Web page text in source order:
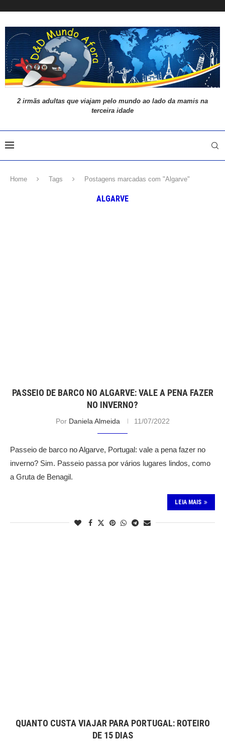
2 irmãs adultas que viajam pelo mundo ao lado da mamis na
terceira idade
Home Tags Postagens marcadas com "Algarve"
ALGARVE
PASSEIO DE BARCO NO ALGARVE: VALE A PENA FAZER
NO INVERNO?
Por Daniela Almeida 11/07/2022
Passeio de barco no Algarve, Portugal: vale a pena fazer no
inverno? Sim. Passeio passa por vários lugares lindos, como
a Gruta de Benagil.
LEIA MAIS
QUANTO CUSTA VIAJAR PARA PORTUGAL: ROTEIRO
DE 15 DIAS